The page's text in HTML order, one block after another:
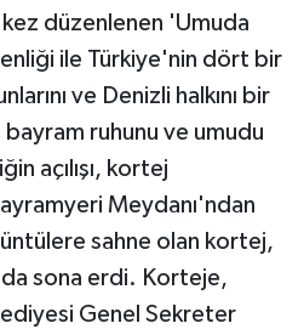
kez düzenlenen 'Umuda
ile Türkiye'nin dört bir
ve Denizli halkını bir
ruhunu ve umudu
açılışı, kortej
Meydanı'ndan
sahne olan kortej,
sona erdi. Korteje,
Genel Sekreter